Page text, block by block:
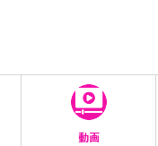
動画